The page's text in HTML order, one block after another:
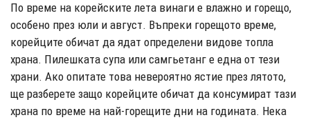
По време на корейските лета винаги е влажно и горещо,
особено през юли и август. Въпреки горещото време,
корейците обичат да ядaт определени видове топла
храна. Пилешката супа или самгьетанг е една от тези
храни. Ако опитате това невероятно ястие през лятото,
ще разберете защо корейците обичат да консумират тази
храна по време на най-горещите дни на годината. Нека